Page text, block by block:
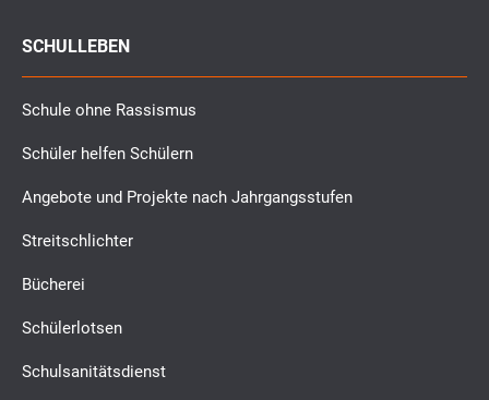
SCHULLEBEN
Schule ohne Rassismus
Schüler helfen Schülern
Angebote und Projekte nach Jahrgangsstufen
Streitschlichter
Bücherei
Schülerlotsen
Schulsanitätsdienst